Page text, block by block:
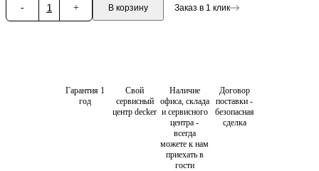
- 1 + В корзину Заказ в 1 клик
Гарантия 1
год
Свой
сервисный
центр decker
Наличие
офиса, склада
и сервисного
центра -
всегда
можете к нам
приехать в
гости
Договор
поставки -
безопасная
сделка